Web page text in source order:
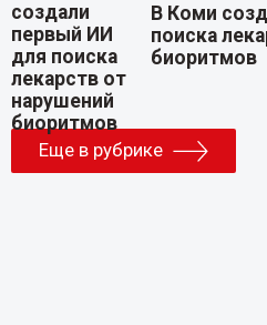
В Коми
поиска
биоритмов
Еще в рубрике